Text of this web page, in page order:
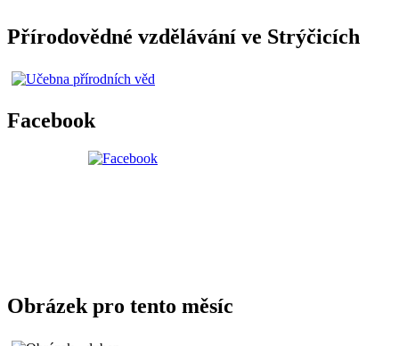
Přírodovědné vzdělávání ve Strýčicích
Facebook
Obrázek pro tento měsíc